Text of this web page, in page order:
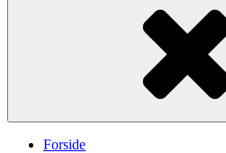
Forside